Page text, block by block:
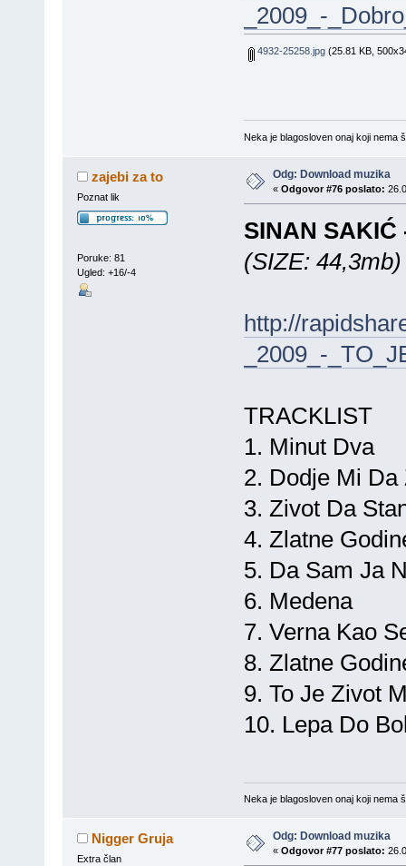
_2009_-
4932-25258.jpg(25.81 KB,
Neka je blagosloven onaj koji nema
zajebi za to
Poznat lik
Poruke: 81
Ugled: +16/-4
Odg: Download muzika
« Odgovor #76 poslato:
SINAN SAKIĆ
(SIZE: 44,3mb)
http://
_2009_-
TRACKLIST
1. Minut Dva
2. Dodje Mi
3. Zivot Da
4. Zlatne
5. Da Sam Ja
6. Medena
7. Verna Kao
8. Zlatne
9. To Je Zivot
10. Lepa Do
Neka je blagosloven onaj koji nema
Nigger Gruja
Extra član
Odg: Download muzika
« Odgovor #77 poslato: